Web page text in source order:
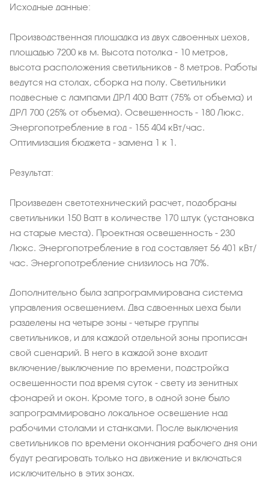
Исходные данные:
Производственная площадка из двух сдвоенных цехов,
площадью 7200 кв м. Высота потолка - 10 метров,
высота расположения светильников - 8 метров. Работы
ведутся на столах, сборка на полу. Светильники
подвесные с лампами ДРЛ 400 Ватт (75% от объема) и
ДРЛ 700 (25% от объема). Освещенность - 180 Люкс.
Энергопотребление в год - 155 404 кВт/час.
Оптимизация бюджета - замена 1 к 1.
Результат:
Произведен светотехнический расчет, подобраны
светильники 150 Ватт в количестве 170 штук (установка
на старые места). Проектная освещенность - 230
Люкс. Энергопотребление в год составляет 56 401 кВт/
час. Энергопотребление снизилось на 70%.
Дополнительно была запрограммирована система
управления освещением. Два сдвоенных цеха были
разделены на четыре зоны - четыре группы
светильников, и для каждой отдельной зоны прописан
свой сценарий. В него в каждой зоне входит
включение/выключение по времени, подстройка
освещенности под время суток - свету из зенитных
фонарей и окон. Кроме того, в одной зоне было
запрограммировано локальное освещение над
рабочими столами и станками. После выключения
светильников по времени окончания рабочего дня они
будут реагировать только на движение и включаться
исключительно в этих зонах.